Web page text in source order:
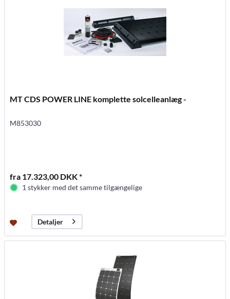
MT CDS POWER LINE komplette solcelleanlæg -
M853030
fra 17.323,00 DKK *
1 stykker med det samme tilgængelige
Detaljer